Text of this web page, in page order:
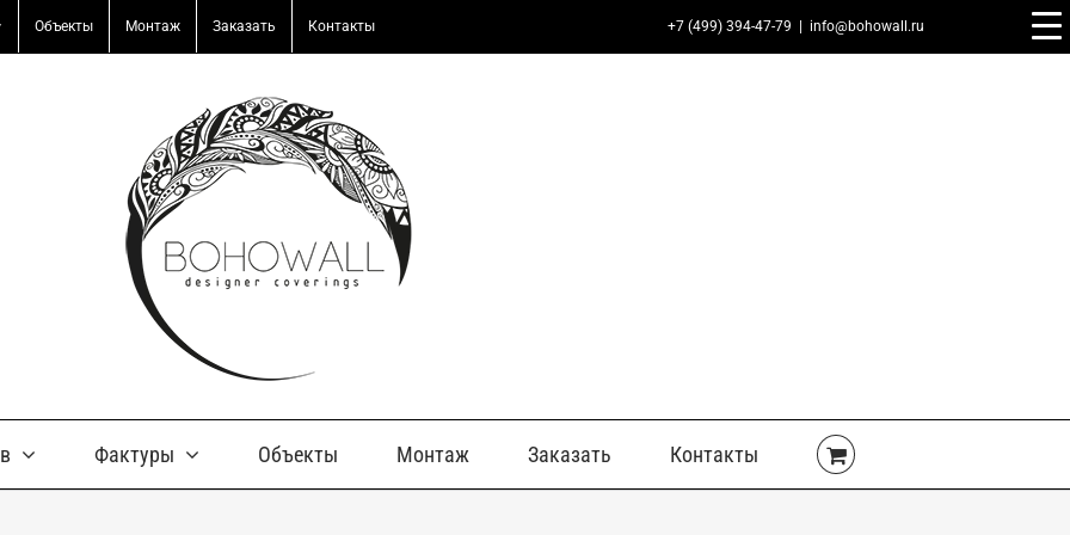
Объекты Монтаж Заказать Контакты +7 (499) 394-47-79 info@bohowall.ru
Фактуры Объекты Монтаж Заказать Контакты